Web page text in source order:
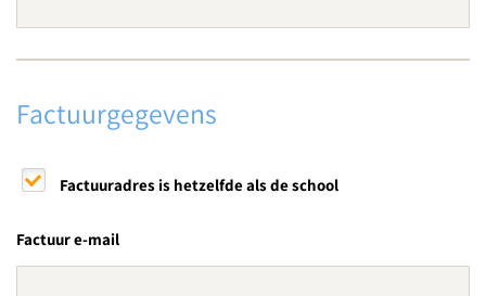
Factuurgegevens
Factuuradres is hetzelfde als de school
Factuur e-mail